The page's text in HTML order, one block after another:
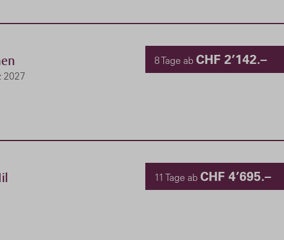
2027
8 Tage ab CHF 2’142.–
11 Tage ab CHF 4’695.–